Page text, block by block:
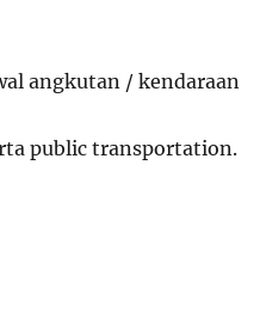
angkutan / kendaraan
public transportation.